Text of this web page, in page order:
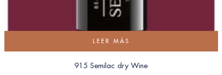
LEER MÁS
915 Semilac dry Wine